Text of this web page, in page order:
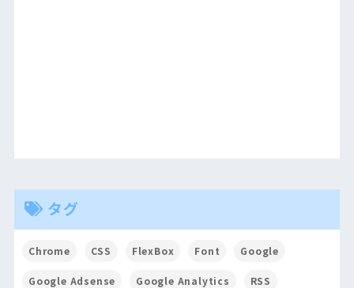
タグ
Chrome CSS FlexBox Font Google
Google Adsense Google Analytics RSS